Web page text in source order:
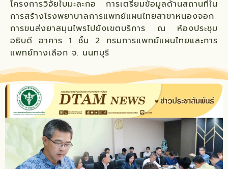
โครงการวิจัยใบมะละกอ การเตรียมข้อมูลด้านสถานที่ใน
การสร้างโรงพยาบาลการแพทย์แผนไทยสาขาหนองจอก
การขนส่งยาสมุนไพรไปยังเขตบริการ ณ ห้องประชุม
อธิบดี อาคาร 1 ชั้น 2 กรมการแพทย์แผนไทยและการ
แพทย์ทางเลือก จ. นนทบุรี